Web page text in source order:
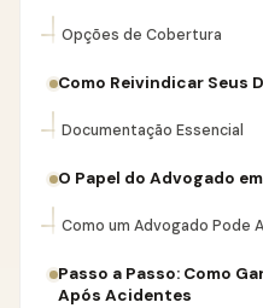
Opções de Cobertura
Como Reivindicar Seus
Documentação Essencial
O Papel do Advogado
Como um Advogado Pode
Passo a Passo: Como
Após Acidentes